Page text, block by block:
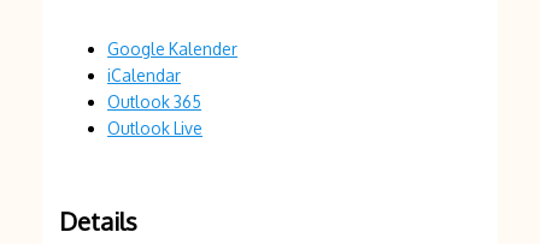
Google Kalender
iCalendar
Outlook 365
Outlook Live
Details